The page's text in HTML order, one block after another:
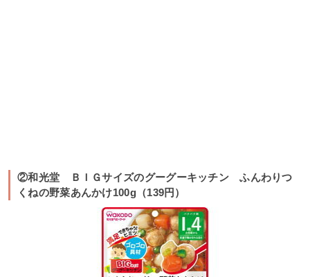
②和光堂 ＢＩＧサイズのグーグーキッチン ふんわりつ
くねの野菜あんかけ100g（139円）